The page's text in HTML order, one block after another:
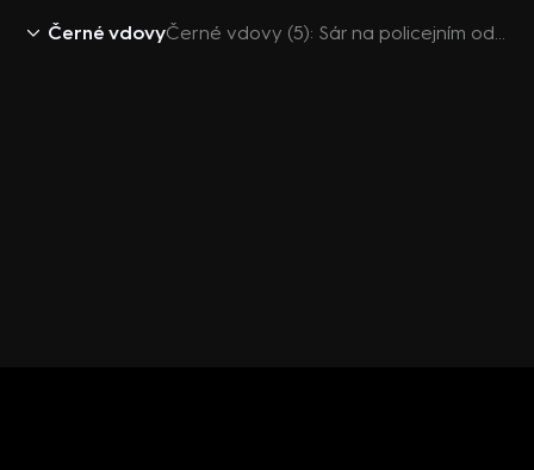
Černé vdovy Černé vdovy (5): Sár na policejním oddělení